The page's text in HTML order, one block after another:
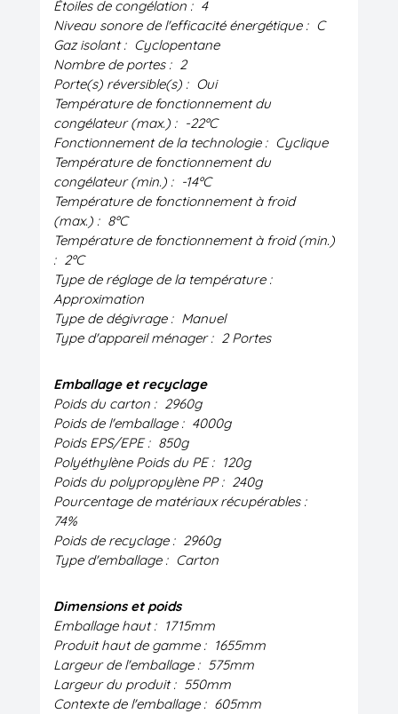
Étoiles de congélation : 4
Niveau sonore de l'efficacité énergétique : C
Gaz isolant : Cyclopentane
Nombre de portes : 2
Porte(s) réversible(s) : Oui
Température de fonctionnement du
congélateur (max.) : -22ºC
Fonctionnement de la technologie : Cyclique
Température de fonctionnement du
congélateur (min.) : -14ºC
Température de fonctionnement à froid
(max.) : 8ºC
Température de fonctionnement à froid (min.)
: 2ºC
Type de réglage de la température :
Approximation
Type de dégivrage : Manuel
Type d'appareil ménager : 2 Portes
Emballage et recyclage
Poids du carton : 2960g
Poids de l'emballage : 4000g
Poids EPS/EPE : 850g
Polyéthylène Poids du PE : 120g
Poids du polypropylène PP : 240g
Pourcentage de matériaux récupérables :
74%
Poids de recyclage : 2960g
Type d'emballage : Carton
Dimensions et poids
Emballage haut : 1715mm
Produit haut de gamme : 1655mm
Largeur de l'emballage : 575mm
Largeur du produit : 550mm
Contexte de l'emballage : 605mm